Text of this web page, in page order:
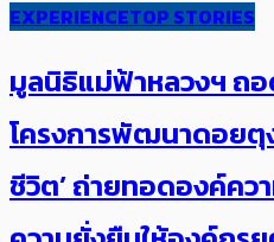
EXPERIENCETOP STORIES
มูลนิธิแม่ฟ้าหลวงฯ ถ
โครงการพัฒนาดอยตุ
ชีวิต’ ถ่ายทอดองค์ค